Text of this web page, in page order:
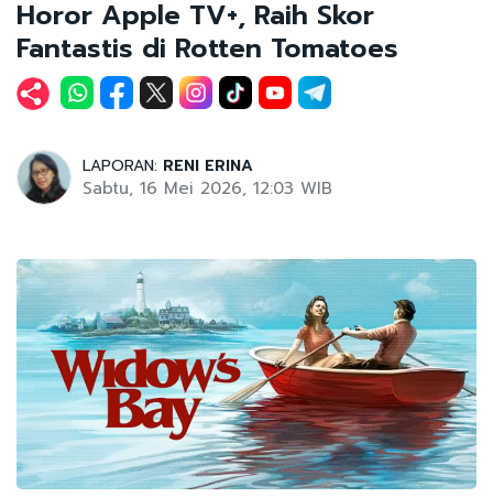
Horor Apple TV+, Raih Skor
Fantastis di Rotten Tomatoes
LAPORAN: RENI ERINA
Sabtu, 16 Mei 2026, 12:03 WIB